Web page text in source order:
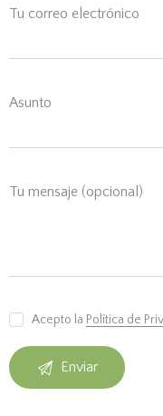
Tu correo electrónico
Asunto
Tu mensaje (opcional)
Acepto la Política de